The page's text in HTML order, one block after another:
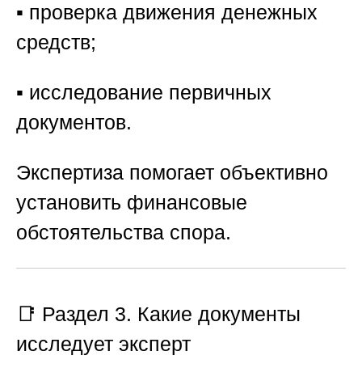
▪️ проверка движения денежных
средств;
▪️ исследование первичных
документов.
Экспертиза помогает объективно
установить финансовые
обстоятельства спора.
📑 Раздел 3. Какие документы
исследует эксперт